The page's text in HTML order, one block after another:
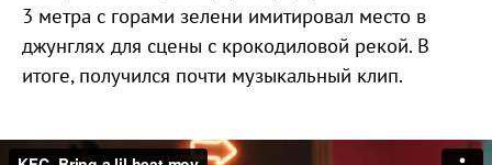
3 метра с горами зелени имитировал место в
джунглях для сцены с крокодиловой рекой. В
итоге, получился почти музыкальный клип.